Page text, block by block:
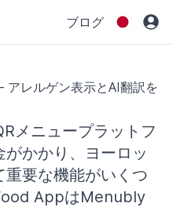
ブログ
レルゲン表示とAI翻訳を
メニュープラットフ
かかり、ヨーロッ
要な機能がいくつ
AppはMenubly